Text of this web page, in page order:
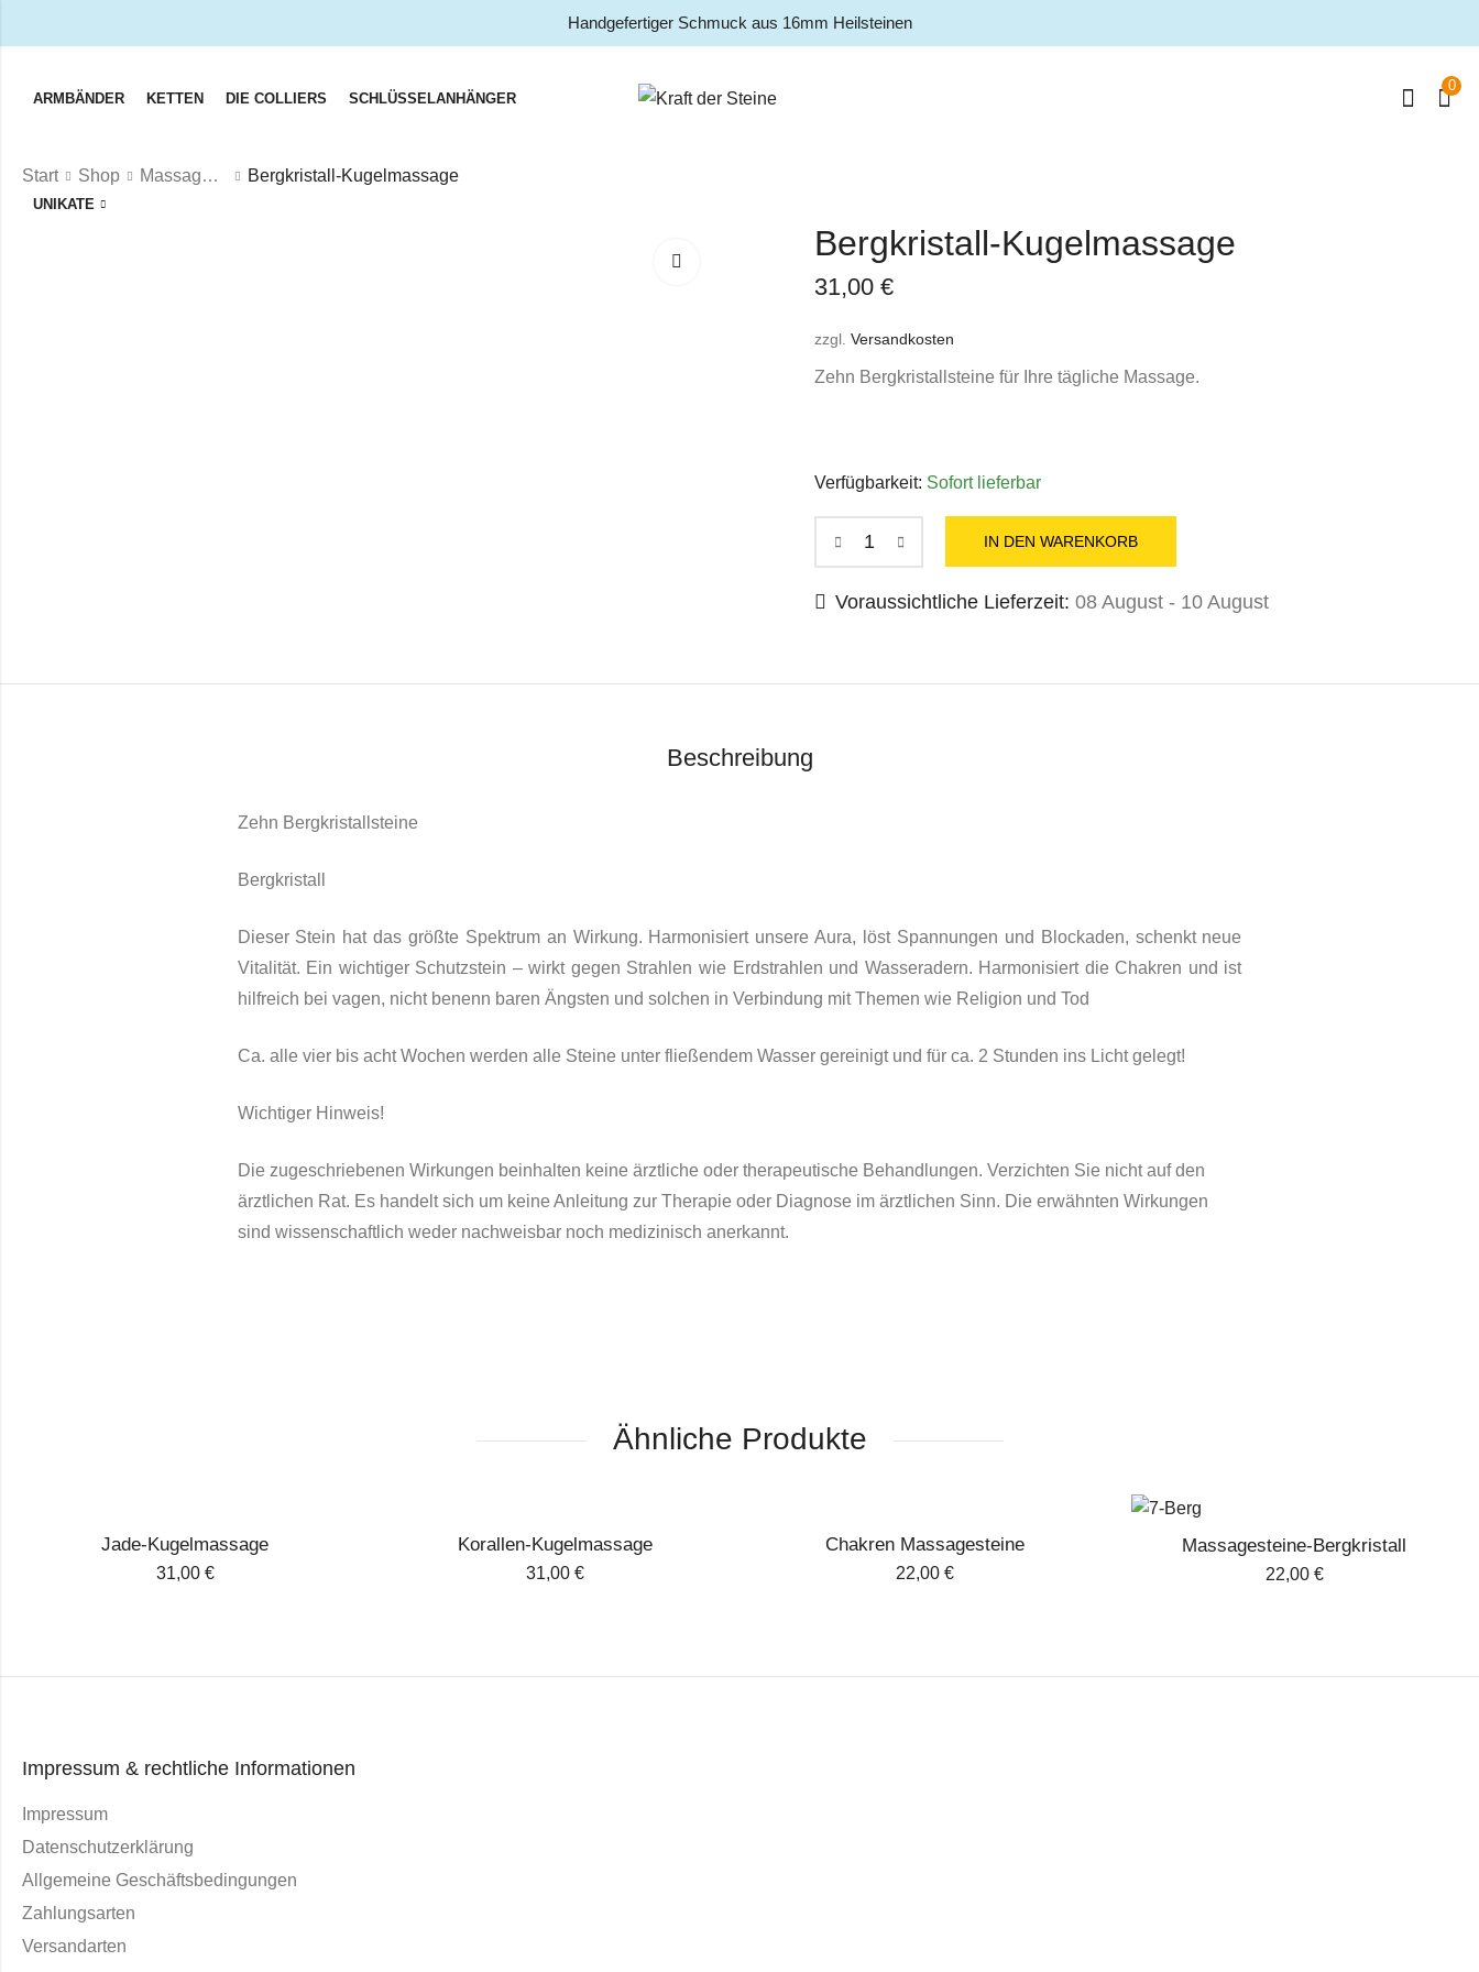
Handgefertiger Schmuck aus 16mm Heilsteinen
ARMBÄNDER KETTEN DIE COLLIERS SCHLÜSSELANHÄNGER
UNIKATE
0
Start Shop Massagesteine Bergkristall-Kugelmassage
Bergkristall-Kugelmassage
31,00 €
zzgl. Versandkosten
Zehn Bergkristallsteine für Ihre tägliche Massage.
Verfügbarkeit: Sofort lieferbar
IN DEN WARENKORB
Voraussichtliche Lieferzeit: 08 August - 10 August
Beschreibung
Zehn Bergkristallsteine
Bergkristall
Dieser Stein hat das größte Spektrum an Wirkung. Harmonisiert unsere Aura, löst Spannungen und Blockaden, schenkt neue
Vitalität. Ein wichtiger Schutzstein – wirkt gegen Strahlen wie Erdstrahlen und Wasseradern. Harmonisiert die Chakren und ist
hilfreich bei vagen, nichtbenenn baren Ängsten und solchen in Verbindung mit Themen wie Religion und Tod
Ca. alle vier bis acht Wochen werden alle Steine unter fließendem Wasser gereinigt und für ca. 2 Stunden ins Licht gelegt!
Wichtiger Hinweis!
Die zugeschriebenen Wirkungen beinhalten keine ärztliche oder therapeutische Behandlungen. Verzichten Sie nicht auf den
ärztlichen Rat. Es handelt sich um keine Anleitung zur Therapie oder Diagnose im ärztlichen Sinn. Die erwähnten Wirkungen
sind wissenschaftlich weder nachweisbar noch medizinisch anerkannt.
Ähnliche Produkte
Jade-Kugelmassage
31,00 €
Korallen-Kugelmassage
31,00 €
Chakren Massagesteine
22,00 €
Massagesteine-Bergkristall
22,00 €
Impressum & rechtliche Informationen
Impressum
Datenschutzerklärung
Allgemeine Geschäftsbedingungen
Zahlungsarten
Versandarten